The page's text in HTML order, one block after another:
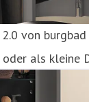
von
als kleine